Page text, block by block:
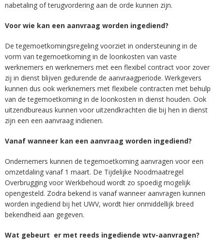
nabetaling of terugvordering aan de orde kunnen zijn.
Voor wie kan een aanvraag worden ingediend?
De tegemoetkomingsregeling voorziet in ondersteuning in de
vorm van tegemoetkoming in de loonkosten van vaste
werknemers en werknemers met een flexibel contract voor zover
zij in dienst blijven gedurende de aanvraagperiode. Werkgevers
kunnen dus ook werknemers met flexibele contracten met behulp
van de tegemoetkoming in de loonkosten in dienst houden. Ook
uitzendbureaus kunnen voor uitzendkrachten die bij hen in dienst
zijn een een aanvraag indienen.
Vanaf wanneer kan een aanvraag worden ingediend?
Ondernemers kunnen de tegemoetkoming aanvragen voor een
omzetdaling vanaf 1 maart. De Tijdelijke Noodmaatregel
Overbrugging voor Werkbehoud wordt zo spoedig mogelijk
opengesteld. Zodra bekend is vanaf wanneer aanvragen kunnen
worden ingediend bij het UWV, wordt hier onmiddellijk breed
bekendheid aan gegeven.
Wat gebeurt er met reeds ingediende wtv-aanvragen?